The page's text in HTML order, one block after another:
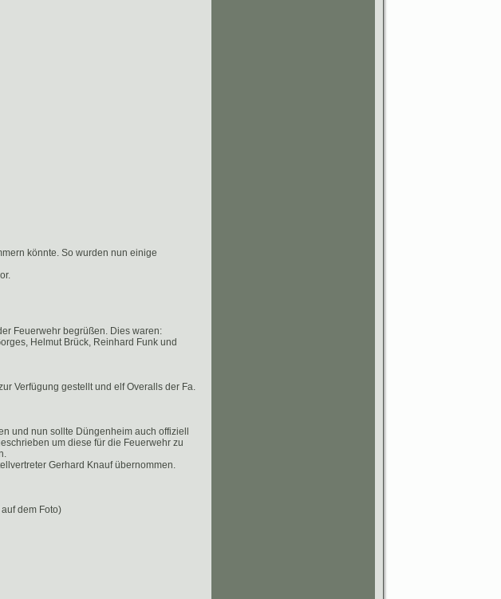
könnte. So wurden nun einige
Feuerwehr begrüßen. Dies waren:
Helmut Brück, Reinhard Funk und
Verfügung gestellt und elf Overalls der Fa.
und nun sollte Düngenheim auch offiziell
um diese für die Feuerwehr zu
Gerhard Knauf übernommen.
dem Foto)